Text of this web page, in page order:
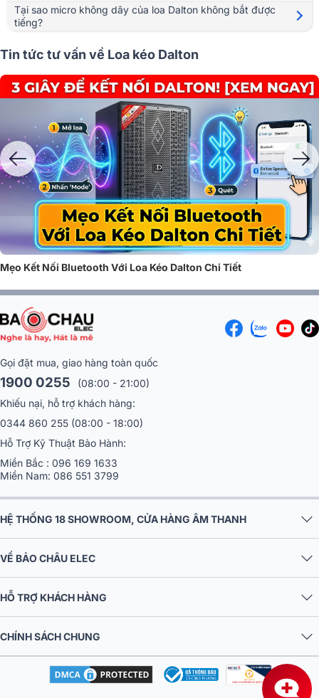
1. Loa kéo Dalton của nước nào? Có tốt
không?
Loa kéoDalton là thương hiệu loa kéo Việt Nam thuộcCông ty Cổ phần
Sản xuất Thương mại Điện tử Thiên Thành Đạt, được sản xuất trên dây
chuyền công nghệ hiện đại, tiêu chuẩn ISO 9001 - 2015. Với hơn 20
năm kinh nghiệm trong ngành âm thanh, Dalton đã khẳng định vị thế là
một trong những thương hiệu loa kéo chất lượng, được người dùng
trong nước tin tưởng lựa chọn.
Dalton - thương hiệu thiết bị âm thanh uy tín tại Việt Nam được vinh
danh Hàng Việt Nam chất lượng cao 2025, minh chứng cho chất lượng
sản phẩm và sự tin yêu của hàng triệu khách hàng trên toàn quốc.
Tại sao micro không dây của loa Dalton không bắt được
tiếng?
Tin tức tư vấn về Loa kéo Dalton
Mẹo Kết Nối Bluetooth Với Loa Kéo Dalton Chi Tiết
Gọi đặt mua, giao hàng toàn quốc
1900 0255
(08:00 - 21:00)
Khiếu nại, hỗ trợ khách hàng:
0344 860 255 (08:00 - 18:00)
Hỗ Trợ Kỹ Thuật Bảo Hành:
Miền Bắc : 096 169 1633
Miền Nam: 086 551 3799
HỆ THỐNG 18 SHOWROOM, CỬA HÀNG ÂM THANH
VỀ BẢO CHÂU ELEC
HỖ TRỢ KHÁCH HÀNG
CHÍNH SÁCH CHUNG